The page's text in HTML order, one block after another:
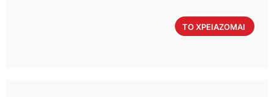
ΤΟ ΧΡΕΙΑΖΟΜΑΙ